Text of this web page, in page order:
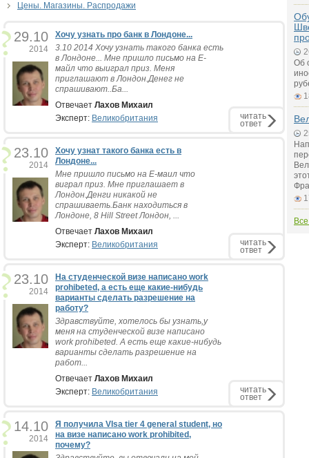
Цены. Магазины. Распродажи
29.10
2014
Хочу узнать про банк в Лондоне...
3.10 2014 Хочу узнать такого банка есть
в Лондоне... Мне пришло письмо на Е-
майл что выиграл приз. Меня
приглашают в Лондон.Денег не
спрашивают..Ба...
Отвечает Лахов Михаил
Эксперт: Великобритания читать
ответ
23.10
2014
Хочу узнат такого банка есть в
Лондоне...
Мне пришло письмо на Е-маил что
виграл приз. Мне приглашает в
Лондон.Денги никакой не
спрашиваеть.Банк находиться в
Лондоне, 8 Hill Street Лондон, ...
Отвечает Лахов Михаил
Эксперт: Великобритания читать
ответ
23.10
2014
На студенческой визе написано work
prohibeted, а есть еще какие-нибудь
варианты сделать разрешение на
работу?
Здравствуйте, хотелось бы узнать,у
меня на студенческой визе написано
work prohibeted. А есть еще какие-нибудь
варианты сделать разрешение на
работ...
Отвечает Лахов Михаил
Эксперт: Великобритания читать
ответ
14.10
2014
Я получила VIsa tier 4 general student, но
на визе написано work prohibited,
почему?
Об